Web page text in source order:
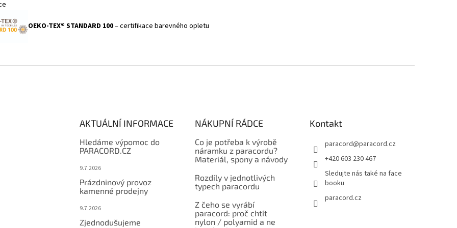
OEKO-TEX® STANDARD 100– certifikace barevného opletu
AKTUÁLNÍ INFORMACE
Hledáme výpomoc do
PARACORD.CZ
9.7.2026
Prázdninový provoz
kamenné prodejny
9.7.2026
Zjednodušujeme
NÁKUPNÍ RÁDCE
Co je potřeba k výrobě
náramku z paracordu?
Materiál, spony a návody
Rozdíly v jednotlivých
typech paracordu
Z čeho se vyrábí
paracord: proč chtít
nylon / polyamid a ne
Kontakt
paracord@paracord.cz
+420 603 230 467
Sledujte nás také na face
booku
paracord.cz